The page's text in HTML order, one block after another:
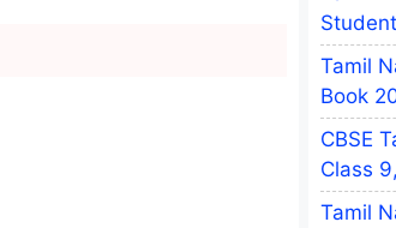
Tamil
Book
CBSE
Class
Tamil